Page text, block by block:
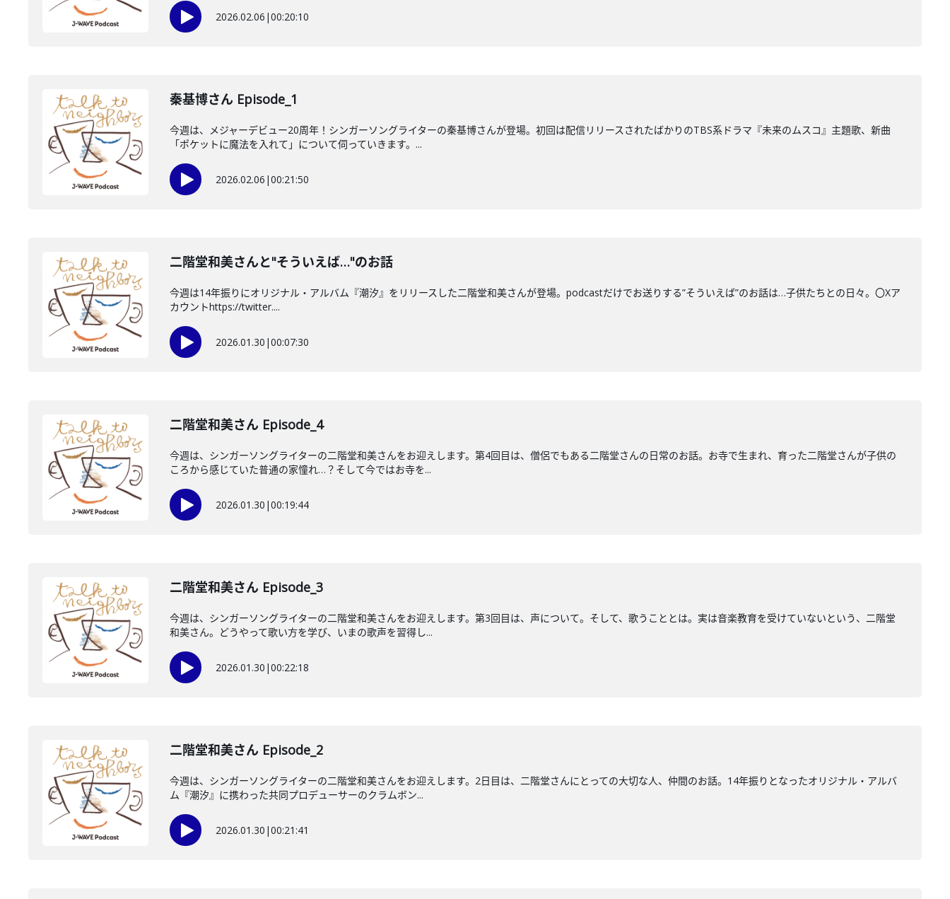
2026.02.06 |00:20:10
秦基博さん Episode_1
今週は、メジャーデビュー20周年！シンガーソングライターの秦基博さんが登場。初回は配信リリースされたばかりのTBS系ドラマ『未来のムスコ』主題歌、新曲
「ポケットに魔法を入れて」について伺っていきます。...
2026.02.06 |00:21:50
二階堂和美さんと"そういえば…"のお話
今週は14年振りにオリジナル・アルバム『潮汐』をリリースした二階堂和美さんが登場。podcastだけでお送りする”そういえば”のお話は…子供たちとの日々。〇Xア
カウントhttps://twitter....
2026.01.30 |00:07:30
二階堂和美さん Episode_4
今週は、シンガーソングライターの二階堂和美さんをお迎えします。第4回目は、僧侶でもある二階堂さんの日常のお話。お寺で生まれ、育った二階堂さんが子供の
ころから感じていた普通の家憧れ…？そして今ではお寺を...
2026.01.30 |00:19:44
二階堂和美さん Episode_3
今週は、シンガーソングライターの二階堂和美さんをお迎えします。第3回目は、声について。そして、歌うこととは。実は音楽教育を受けていないという、二階堂
和美さん。どうやって歌い方を学び、いまの歌声を習得し...
2026.01.30 |00:22:18
二階堂和美さん Episode_2
今週は、シンガーソングライターの二階堂和美さんをお迎えします。2日目は、二階堂さんにとっての大切な人、仲間のお話。14年振りとなったオリジナル・アルバ
ム『潮汐』に携わった共同プロデューサーのクラムボン...
2026.01.30 |00:21:41